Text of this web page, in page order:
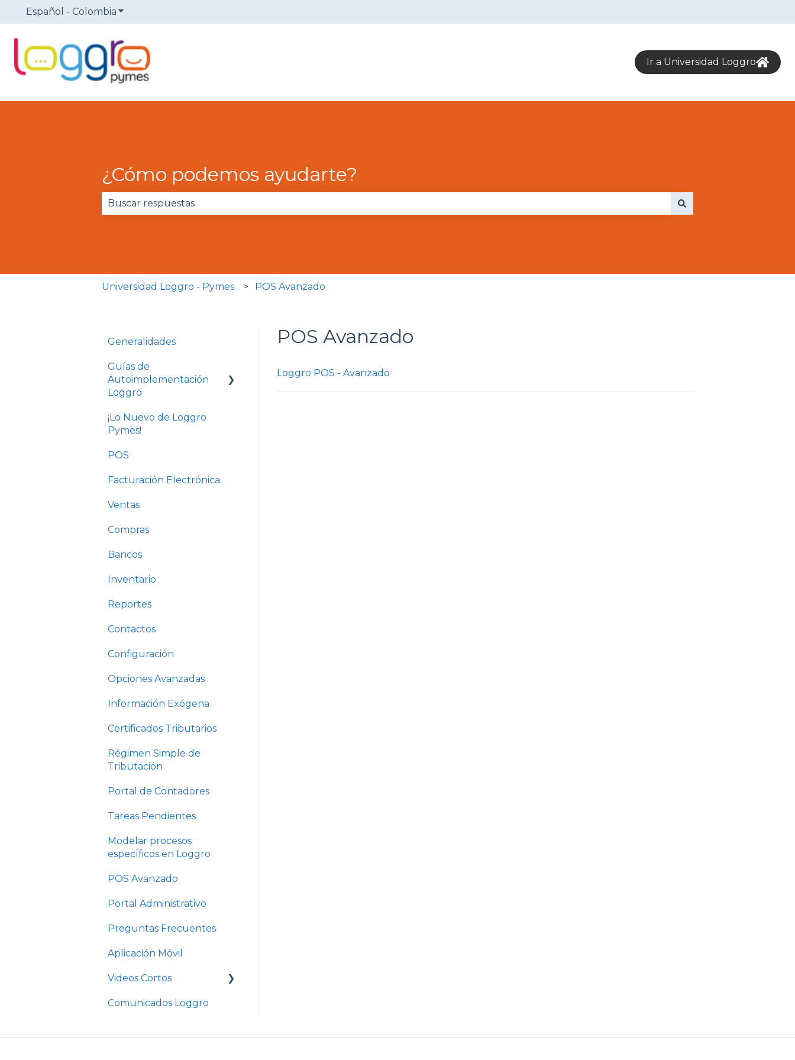
Español - Colombia Traducciones de Mostrar submenú de
Ir a Universidad Loggro
¿Cómo podemos ayudarte?
Universidad Loggro - Pymes POS Avanzado
POS Avanzado
Loggro POS - Avanzado
Generalidades
Guías de
Autoimplementación
Loggro
Plan Facturación
Electrónica
Plan Básico y Estándar
¡Lo Nuevo de Loggro
Pymes!
POS
Facturación Electrónica
Ventas
Compras
Bancos
Inventario
Reportes
Contactos
Configuración
Opciones Avanzadas
Información Exógena
Certificados Tributarios
Régimen Simple de
Tributación
Portal de Contadores
Tareas Pendientes
Modelar procesos
específicos en Loggro
POS Avanzado
Portal Administrativo
Preguntas Frecuentes
Aplicación Móvil
Videos Cortos
Videos Cortos Pymes
Comunicados Loggro